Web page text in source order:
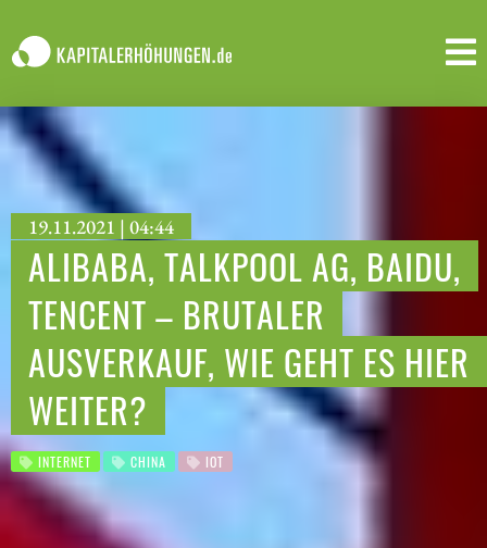
19.11.2021 | 04:44
ALIBABA, TALKPOOL AG, BAIDU,
TENCENT – BRUTALER
AUSVERKAUF, WIE GEHT ES HIER
WEITER?
INTERNET CHINA IOT